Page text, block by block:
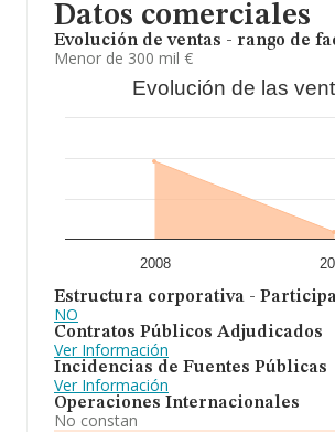
Datos comerciales
Evolución de ventas - rango de
Menor de 300 mil €
Evolución de las
2008
Estructura corporativa -
NO
Contratos Públicos Adjudicados
Ver Información
Incidencias de Fuentes Públicas
Ver Información
Operaciones Internacionales
No constan